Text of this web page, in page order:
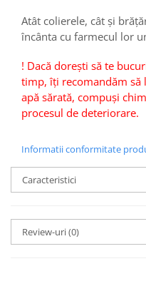
Atât colierele, cât și
încânta cu farmecul lor
! Dacă dorești să te
timp, îți recomandăm să
apă sărată, compuși
procesul de deteriorare.
Informatii conformitate
Caracteristici
Review-uri(0)